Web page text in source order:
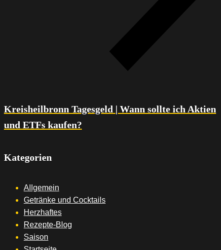
Kreisheilbronn Tagesgeld | Wann sollte ich Aktien
und ETFs kaufen?
Kategorien
Allgemein
Getränke und Cocktails
Herzhaftes
Rezepte-Blog
Saison